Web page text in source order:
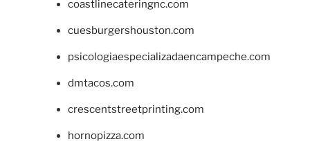
coastlinecateringnc.com
cuesburgershouston.com
psicologiaespecializadaencampeche.com
dmtacos.com
crescentstreetprinting.com
hornopizza.com